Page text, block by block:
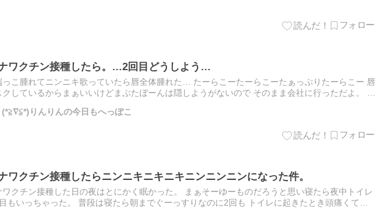
ワクチン接種したら。…2回目どうしよう…
っこ腫れてニンニキ歌っていたら唇全体腫れた… たーらこーたーらこーたぁっぷりたーらこー 唇
クしているからまぁいいけどまぶたぼーんは隠しようがないので そのまま会社に行っただよ。 水
(*≧∇≦*)りんりんの今日もへっぽこ
ワクチン接種したらニンニキニキニキニンニンニンになった件。
ワクチン接種した日の夜はとにかく眠かった。 まぁそーゆーものだろうと思い寝たら夜中トイレ
もいっちゃった。 普段は寝たら朝までぐーっすりなのに2回も トイレに起きたとき頭痛くてロ